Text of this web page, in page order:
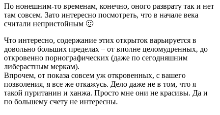
По нонешним-то временам, конечно, оного разврату так и нет
там совсем. Зато интересно посмотреть, что в начале века
считали непристойным 🙂
Что интересно, содержание этих открыток варьируется в
довольно больших пределах – от вполне целомудренных, до
откровенно порнографических (даже по сегодняшним
либерастным меркам).
Впрочем, от показа совсем уж откровенных, с вашего
позволения, я все же откажусь. Дело даже не в том, что я
такой пуританин и ханжа. Просто мне они не красивы. Да и
по большему счету не интересны.